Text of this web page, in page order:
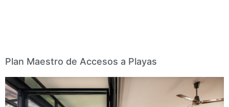
Plan Maestro de Accesos a Playas